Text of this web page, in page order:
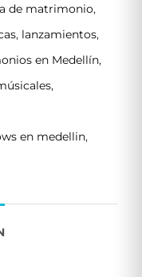
de matrimonio,
, lanzamientos,
en Medellín,
,
en medellin,